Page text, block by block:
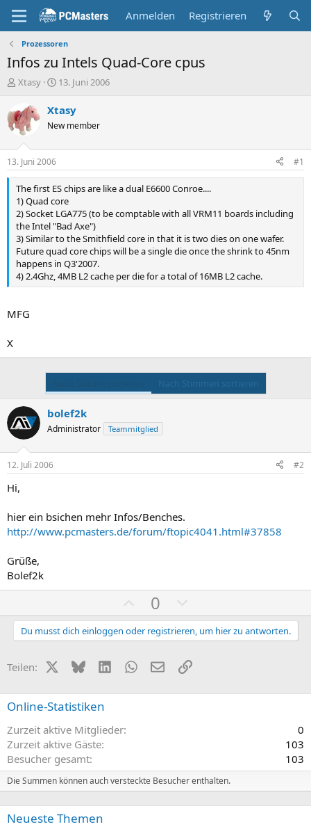
Anmelden Registrieren
Prozessoren
Infos zu Intels Quad-Core cpus
E
t
e
e
r
Xtasy
E
s
e
t
a
m
13. Juni 2006
Xtasy
New member
13. Juni 2006 #1
The first ES chips are like a dual E6600 Conroe....
1) Quad core
2) Socket LGA775 (to be comptable with all VRM11 boards including
the Intel "Bad Axe")
3) Similar to the Smithfield core in that it is two dies on one wafer.
Future quad core chips will be a single die once the shrink to 45nm
happens in Q3'2007.
4) 2.4Ghz, 4MB L2 cache per die for a total of 16MB L2 cache.
MFG
X
Nach Stimmen sortieren
bolef2k
Administrator Teammitglied
12. Juli 2006 #2
Hi,
hier ein bsichen mehr Infos/Benches.
http://www.pcmasters.de/forum/ftopic4041.html#37858
Grüße,
Bolef2k
o
s
v
i
m
m
0
e
g
t
v
i
m
m
Du musst dich einloggen oder registrieren, um hier zu antworten.
Teilen: X (Twitter)
BlueskyLinkedInWhatsApp
E-MailLink
Online-Statistiken
Zurzeit aktive Mitglieder
0
Zurzeit aktive Gäste
103
Besucher gesamt
103
Die Summen können auch versteckte Besucher enthalten.
Neueste Themen